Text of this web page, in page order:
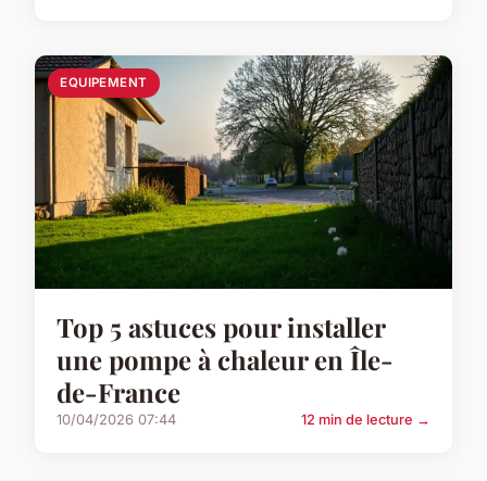
EQUIPEMENT
Top 5 astuces pour installer
une pompe à chaleur en Île-
de-France
10/04/2026 07:44 12 min de lecture →